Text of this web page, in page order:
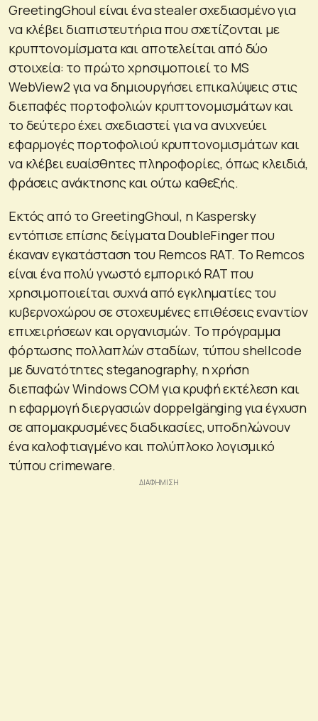
GreetingGhoul είναι ένα stealer σχεδιασμένο για
να κλέβει διαπιστευτήρια που σχετίζονται με
κρυπτονομίσματα και αποτελείται από δύο
στοιχεία: το πρώτο χρησιμοποιεί το MS
WebView2 για να δημιουργήσει επικαλύψεις στις
διεπαφές πορτοφολιών κρυπτονομισμάτων και
το δεύτερο έχει σχεδιαστεί για να ανιχνεύει
εφαρμογές πορτοφολιού κρυπτονομισμάτων και
να κλέβει ευαίσθητες πληροφορίες, όπως κλειδιά,
φράσεις ανάκτησης και ούτω καθεξής.
Εκτός από το GreetingGhoul, η Kaspersky
εντόπισε επίσης δείγματα DoubleFinger που
έκαναν εγκατάσταση του Remcos RAT. Το Remcos
είναι ένα πολύ γνωστό εμπορικό RAT που
χρησιμοποιείται συχνά από εγκληματίες του
κυβερνοχώρου σε στοχευμένες επιθέσεις εναντίον
επιχειρήσεων και οργανισμών. Το πρόγραμμα
φόρτωσης πολλαπλών σταδίων, τύπου shellcode
με δυνατότητες steganography, η χρήση
διεπαφών Windows COM για κρυφή εκτέλεση και
η εφαρμογή διεργασιών doppelgänging για έγχυση
σε απομακρυσμένες διαδικασίες, υποδηλώνουν
ένα καλοφτιαγμένο και πολύπλοκο λογισμικό
τύπου crimeware.